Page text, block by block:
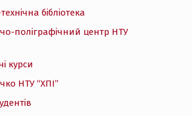
бібліотека
поліграфічний центр НТУ
курси
НТУ “ХПІ”